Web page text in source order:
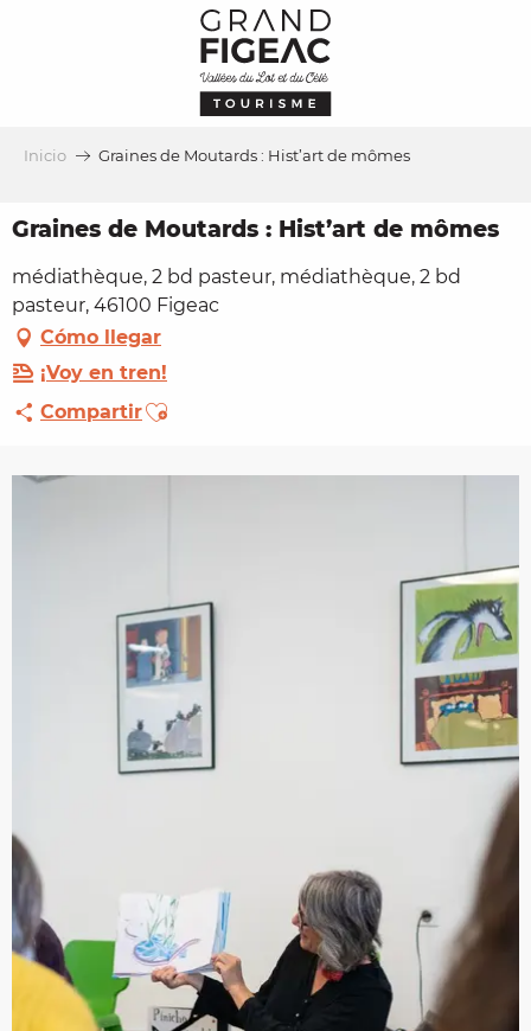
Inicio Graines de Moutards : Hist’art de mômes
Graines de Moutards : Hist’art de mômes
médiathèque, 2 bd pasteur, médiathèque, 2 bd
pasteur, 46100 Figeac
Cómo llegar
¡Voy en tren!
CompartirAjouter aux favoris